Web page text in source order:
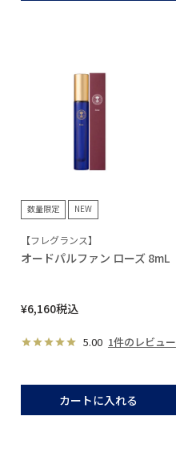
数量限定 NEW
【フレグランス】
オードパルファン ローズ 8mL
¥6,160税込
5.00 1件のレビュー
カートに入れる